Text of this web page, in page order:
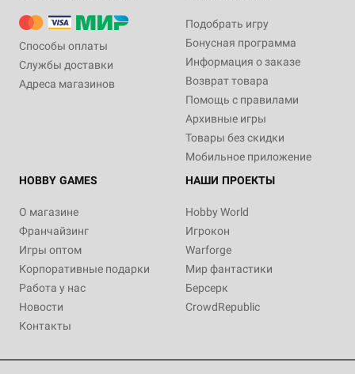
Способы оплаты
Службы доставки
Адреса магазинов
Подобрать игру
Бонусная программа
Информация о заказе
Возврат товара
Помощь с правилами
Архивные игры
Товары без скидки
Мобильное приложение
HOBBY GAMES
О магазине
Франчайзинг
Игры оптом
Корпоративные подарки
Работа у нас
Новости
Контакты
НАШИ ПРОЕКТЫ
Hobby World
Игрокон
Warforge
Мир фантастики
Берсерк
CrowdRepublic